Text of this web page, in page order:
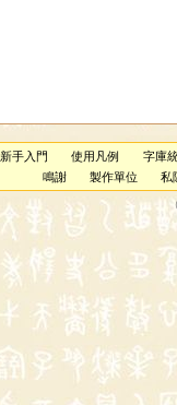
新手入門 使用凡例 字庫
鳴謝
製作單位 私